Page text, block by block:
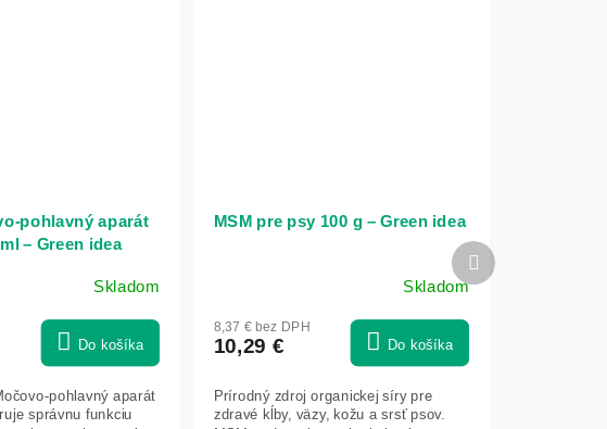
pohlavný aparát
– Green idea
Skladom
Do košíka
pohlavný aparát
správnu funkciu
MSM pre psy 100 g – Green idea
Skladom
8,37 € bez DPH
10,29 € Do košíka
Prírodný zdroj organickej síry pre
zdravé kĺby, väzy, kožu a srsť psov.
Ďalší
produkt